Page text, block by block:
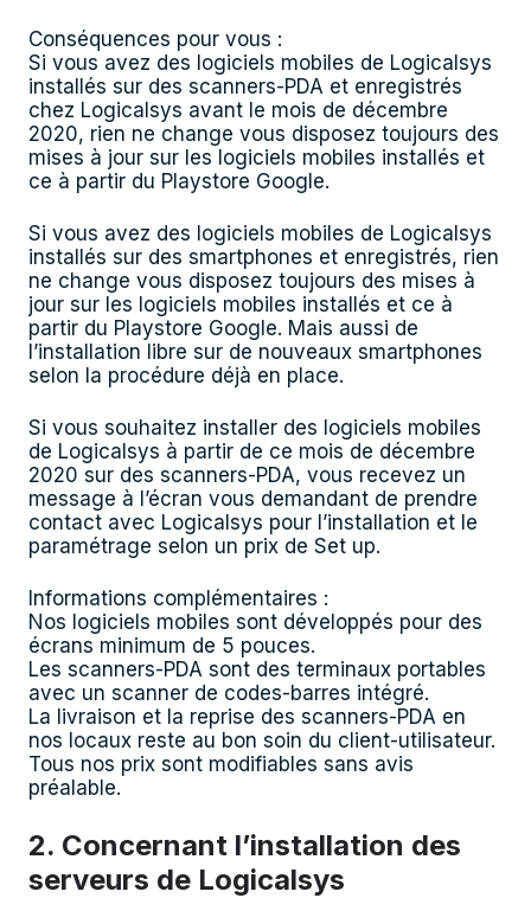
Conséquences pour vous :
Si vous avez des logiciels mobiles de Logicalsys
installés sur des scanners-PDA et enregistrés
chez Logicalsys avant le mois de décembre
2020, rien ne change vous disposez toujours des
mises à jour sur les logiciels mobiles installés et
ce à partir du Playstore Google.
Si vous avez des logiciels mobiles de Logicalsys
installés sur des smartphones et enregistrés, rien
ne change vous disposez toujours des mises à
jour sur les logiciels mobiles installés et ce à
partir du Playstore Google. Mais aussi de
l’installation libre sur de nouveaux smartphones
selon la procédure déjà en place.
Si vous souhaitez installer des logiciels mobiles
de Logicalsys à partir de ce mois de décembre
2020 sur des scanners-PDA, vous recevez un
message à l’écran vous demandant de prendre
contact avec Logicalsys pour l’installation et le
paramétrage selon un prix de Set up.
Informations complémentaires :
Nos logiciels mobiles sont développés pour des
écrans minimum de 5 pouces.
Les scanners-PDA sont des terminaux portables
avec un scanner de codes-barres intégré.
La livraison et la reprise des scanners-PDA en
nos locaux reste au bon soin du client-utilisateur.
Tous nos prix sont modifiables sans avis
préalable.
2. Concernant l’installation des
serveurs de Logicalsys